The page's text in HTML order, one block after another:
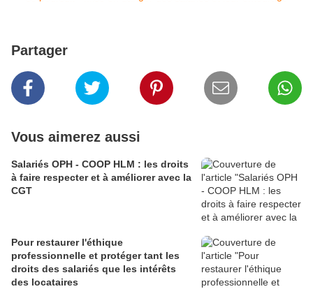
Partager
Vous aimerez aussi
Salariés OPH - COOP HLM : les droits
à faire respecter et à améliorer avec la
CGT
Pour restaurer l'éthique
professionnelle et protéger tant les
droits des salariés que les intérêts
des locataires